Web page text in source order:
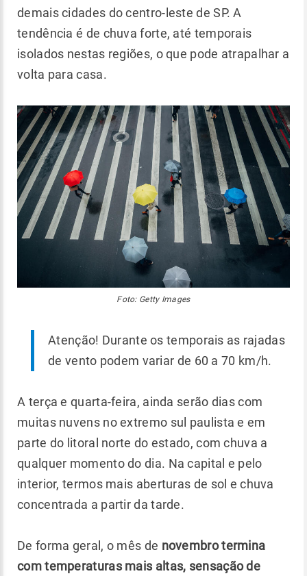
demais cidades do centro-leste de SP. A
tendência é de chuva forte, até temporais
isolados nestas regiões, o que pode atrapalhar a
volta para casa.
Foto: Getty Images
Atenção! Durante os temporais as rajadas
de vento podem variar de 60 a 70 km/h.
A terça e quarta-feira, ainda serão dias com
muitas nuvens no extremo sul paulista e em
parte do litoral norte do estado, com chuva a
qualquer momento do dia. Na capital e pelo
interior, termos mais aberturas de sol e chuva
concentrada a partir da tarde.
De forma geral, o mês de novembro termina
com temperaturas mais altas, sensação de